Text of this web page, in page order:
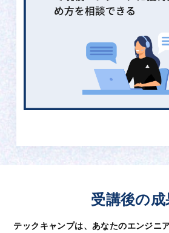
受講後の成
テックキャンプは、あなたのエンジニ